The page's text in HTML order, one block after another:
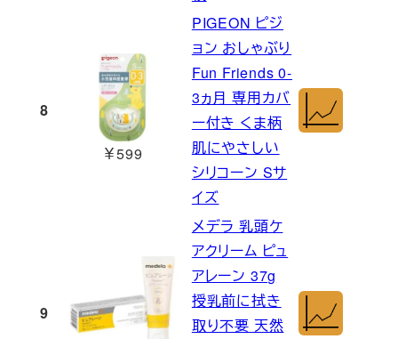
8
￥599
PIGEON ピジ
ョン おしゃぶり
Fun Friends 0-
3ヵ月 専用カバ
ー付き くま柄
肌にやさしい
シリコーン Sサ
イズ
9
メデラ 乳頭ケ
アクリーム ピュ
アレーン 37g
授乳前に拭き
取り不要 天然